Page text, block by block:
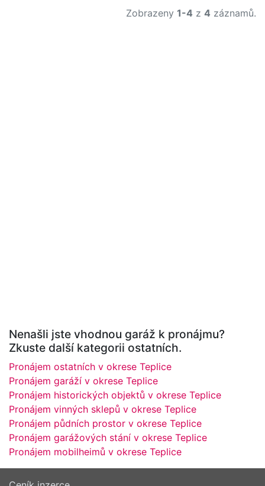
Zobrazeny 1-4 z 4 záznamů.
Nenašli jste vhodnou garáž k pronájmu?
Zkuste další kategorii ostatních.
Pronájem ostatních v okrese Teplice
Pronájem garáží v okrese Teplice
Pronájem historických objektů v okrese Teplice
Pronájem vinných sklepů v okrese Teplice
Pronájem půdních prostor v okrese Teplice
Pronájem garážových stání v okrese Teplice
Pronájem mobilheimů v okrese Teplice